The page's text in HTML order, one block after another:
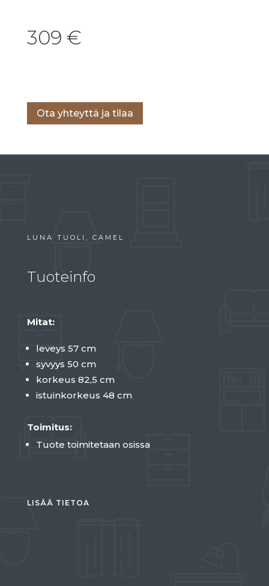
309 €
Ota yhteyttä ja tilaa
LUNA TUOLI, CAMEL
Tuoteinfo
Mitat:
leveys 57 cm
syvyys 50 cm
korkeus 82,5 cm
istuinkorkeus 48 cm
Toimitus:
Tuote toimitetaan osissa
LISÄÄ TIETOA